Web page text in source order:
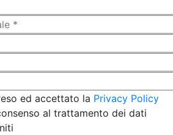
ed accettato la Privacy Policy
al trattamento dei dati